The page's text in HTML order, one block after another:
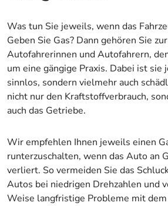
Was tun Sie jeweils, wenn das
Geben Sie Gas? Dann gehören Sie
Autofahrerinnen und Autofahrern,
um eine gängige Praxis. Dabei ist sie
sinnlos, sondern vielmehr auch
nicht nur den Kraftstoffverbrauch,
auch das Getriebe.
Wir empfehlen Ihnen jeweils einen
runterzuschalten, wenn das Auto an
verliert. So vermeiden Sie das
Autos bei niedrigen Drehzahlen und
Weise langfristige Probleme mit